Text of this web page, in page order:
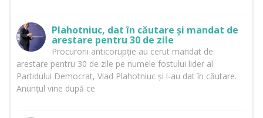
Plahotniuc, dat în căutare și mandat de
arestare pentru 30 de zile
Procurorii anticorupție au cerut mandat de
arestare pentru 30 de zile pe numele fostului lider al
Partidului Democrat, Vlad Plahotniuc și l-au dat în căutare.
Anunțul vine după ce